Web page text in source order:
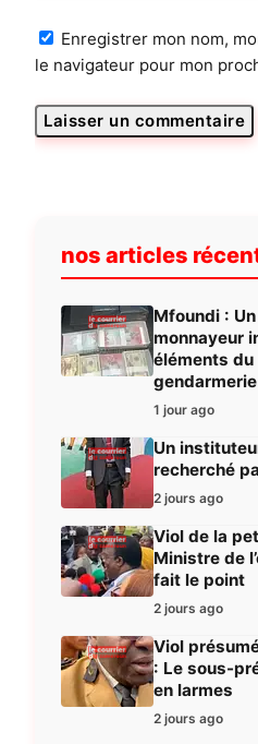
Enregistrer mon nom,
le navigateur pour mon
nos articles
Mfoundi :
monnayeur
éléments
1 jour ago
Un
recherché
2 jours ago
Viol de la
Ministre de
fait le point
2 jours ago
Viol
: Le sous-
en larmes
2 jours ago